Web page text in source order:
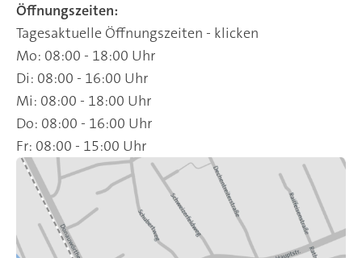
Öffnungszeiten:
Tagesaktuelle Öffnungszeiten - klicken
Mo: 08:00 - 18:00 Uhr
Di: 08:00 - 16:00 Uhr
Mi: 08:00 - 18:00 Uhr
Do: 08:00 - 16:00 Uhr
Fr: 08:00 - 15:00 Uhr